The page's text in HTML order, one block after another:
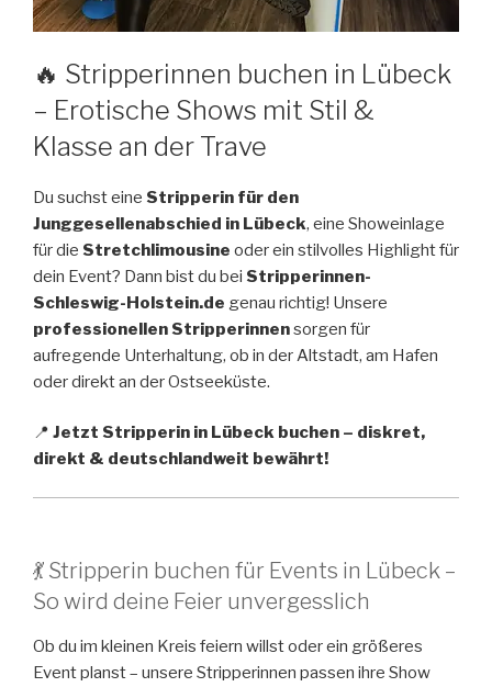
🔥 Stripperinnen buchen in Lübeck
– Erotische Shows mit Stil &
Klasse an der Trave
Du suchst eine Stripperin für den
Junggesellenabschied in Lübeck, eine Showeinlage
für die Stretchlimousine oder ein stilvolles Highlight für
dein Event? Dann bist du bei Stripperinnen-
Schleswig-Holstein.de genau richtig! Unsere
professionellen Stripperinnensorgen für
aufregende Unterhaltung, ob in der Altstadt, am Hafen
oder direkt an der Ostseeküste.
📍 Jetzt Stripperin in Lübeck buchen – diskret,
direkt & deutschlandweit bewährt!
💃 Stripperin buchen für Events in Lübeck –
So wird deine Feier unvergesslich
Ob du im kleinen Kreis feiern willst oder ein größeres
Event planst – unsere Stripperinnen passen ihre Show